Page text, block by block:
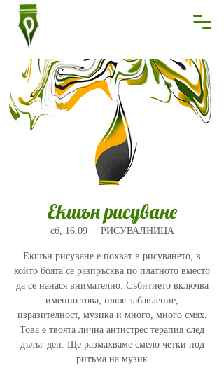
Екшън рисуване
сб, 16.09
  |
РИСУВАЛНИЦА
Екшън рисуване е похват в рисуването, в
който боята се разпръсква по платното вместо
да се нанася внимателно. Събитието включва
именно това, плюс забавление,
изразителност, музика и много, много смях.
Това е твоята лична антистрес терапия след
дълъг ден. Ще размахваме смело четки под
ритъма на музик